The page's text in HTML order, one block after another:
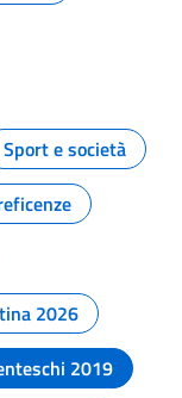
Sport e società
2026
2019